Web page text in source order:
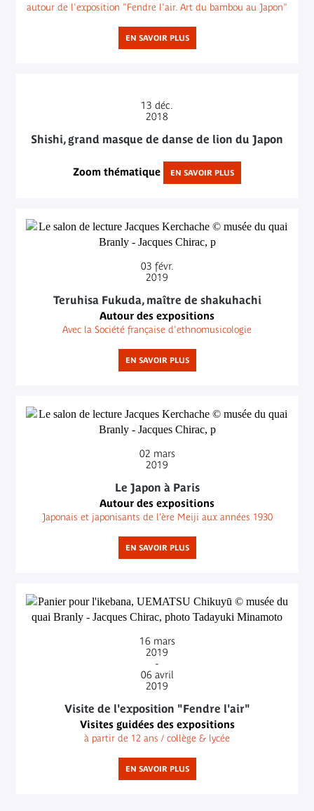
autour de l'exposition "Fendre l'air. Art du bambou au Japon"
EN SAVOIR PLUS
13 déc.
2018
Shishi, grand masque de danse de lion du Japon
Zoom thématique EN SAVOIR PLUS
03 févr.
2019
Teruhisa Fukuda, maître de shakuhachi
Autour des expositions
Avec la Société française d'ethnomusicologie
EN SAVOIR PLUS
02 mars
2019
Le Japon à Paris
Autour des expositions
Japonais et japonisants de l’ère Meiji aux années 1930
EN SAVOIR PLUS
16 mars
2019
-
06 avril
2019
Visite de l'exposition "Fendre l'air"
Visites guidées des expositions
à partir de 12 ans / collège & lycée
EN SAVOIR PLUS